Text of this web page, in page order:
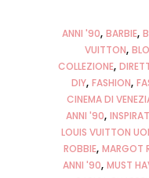
ANNI '90 BARBIE
VUITTON
COLLEZIONE
DIY FASHION
CINEMA DI
ANNI '90
LOUIS VUITTON
ROBBIE MARGOT
ANNI '90 MUST